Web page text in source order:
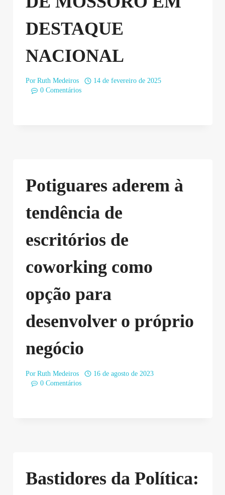
DESTAQUE
NACIONAL
Por Ruth Medeiros
14 de fevereiro de 2025
0 Comentários
Potiguares aderem à
tendência de
escritórios de
coworking como
opção para
desenvolver o próprio
negócio
Por Ruth Medeiros
16 de agosto de 2023
0 Comentários
Bastidores da Política: